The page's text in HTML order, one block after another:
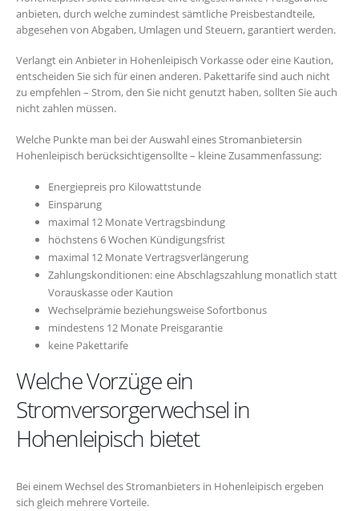
anbieten, durch welche zumindest sämtliche Preisbestandteile,
abgesehen von Abgaben, Umlagen und Steuern, garantiert werden.
Verlangt ein Anbieter in Hohenleipisch Vorkasse oder eine Kaution,
entscheiden Sie sich für einen anderen. Pakettarife sind auch nicht
zu empfehlen – Strom, den Sie nicht genutzt haben, sollten Sie auch
nicht zahlen müssen.
Welche Punkte man bei der Auswahl eines Stromanbietersin
Hohenleipisch berücksichtigensollte – kleine Zusammenfassung:
Energiepreis pro Kilowattstunde
Einsparung
maximal 12 Monate Vertragsbindung
höchstens 6 Wochen Kündigungsfrist
maximal 12 Monate Vertragsverlängerung
Zahlungskonditionen: eine Abschlagszahlung monatlich statt
Vorauskasse oder Kaution
Wechselprämie beziehungsweise Sofortbonus
mindestens 12 Monate Preisgarantie
keine Pakettarife
Welche Vorzüge ein
Stromversorgerwechsel in
Hohenleipisch bietet
Bei einem Wechsel des Stromanbieters in Hohenleipisch ergeben
sich gleich mehrere Vorteile.